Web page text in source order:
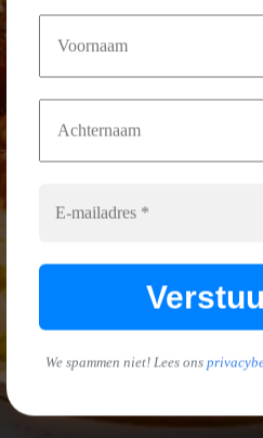
We spammen niet! Lees ons